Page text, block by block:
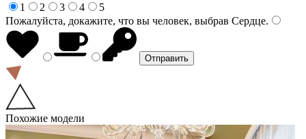
1
2 3 4
5
Пожалуйста, докажите, что вы человек, выбрав Сердце.
Похожие модели